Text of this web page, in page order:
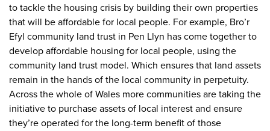
to tackle the housing crisis by building their own properties
that will be affordable for local people. For example, Bro’r
Efyl community land trust in Pen Llyn has come together to
develop affordable housing for local people, using the
community land trust model. Which ensures that land assets
remain in the hands of the local community in perpetuity.
Across the whole of Wales more communities are taking the
initiative to purchase assets of local interest and ensure
they’re operated for the long-term benefit of those